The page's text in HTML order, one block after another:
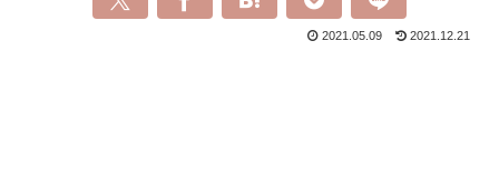
2021.05.09 2021.12.21